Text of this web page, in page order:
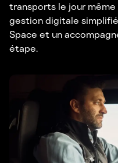
transports le jour même
gestion digitale
Space et un
étape.